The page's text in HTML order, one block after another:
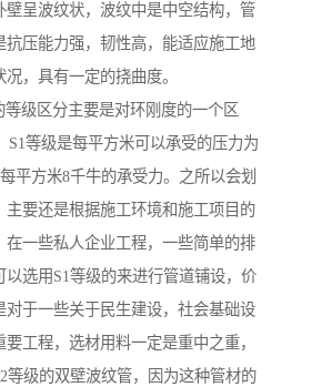
壁呈波纹状，波纹中是中空结构，管
抗压能力强，韧性高，能适应施工地
，具有一定的挠曲度。
等级区分主要是对环刚度的一个区
S1等级是每平方米可以承受的压力为
平方米8千牛的承受力。之所以会划
主要还是根据施工环境和施工项目的
在一些私人企业工程，一些简单的排
以选用S1等级的来进行管道铺设，价
对于一些关于民生建设，社会基础设
工程，选材用料一定是重中之重，
等级的双壁波纹管，因为这种管材的